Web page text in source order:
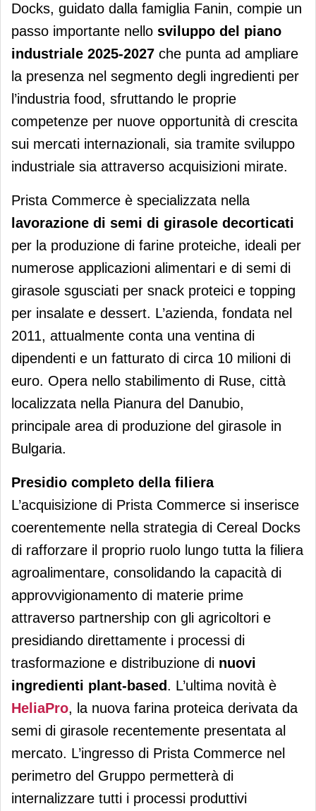
Docks, guidato dalla famiglia Fanin, compie un
passo importante nello sviluppo del piano
industriale 2025-2027 che punta ad ampliare
la presenza nel segmento degli ingredienti per
l’industria food, sfruttando le proprie
competenze per nuove opportunità di crescita
sui mercati internazionali, sia tramite sviluppo
industriale sia attraverso acquisizioni mirate.
Prista Commerce è specializzata nella
lavorazione di semi di girasole decorticati
per la produzione di farine proteiche, ideali per
numerose applicazioni alimentari e di semi di
girasole sgusciati per snack proteici e topping
per insalate e dessert. L’azienda, fondata nel
2011, attualmente conta una ventina di
dipendenti e un fatturato di circa 10 milioni di
euro. Opera nello stabilimento di Ruse, città
localizzata nella Pianura del Danubio,
principale area di produzione del girasole in
Bulgaria.
Presidio completo della filiera
L’acquisizione di Prista Commerce si inserisce
coerentemente nella strategia di Cereal Docks
di rafforzare il proprio ruolo lungo tutta la filiera
agroalimentare, consolidando la capacità di
approvvigionamento di materie prime
attraverso partnership con gli agricoltori e
presidiando direttamente i processi di
trasformazione e distribuzione di nuovi
ingredienti plant-based. L’ultima novità è
HeliaPro, la nuova farina proteica derivata da
semi di girasole recentemente presentata al
mercato. L’ingresso di Prista Commerce nel
perimetro del Gruppo permetterà di
internalizzare tutti i processi produttivi